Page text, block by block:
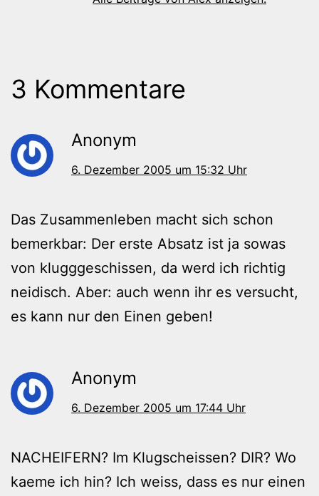
3 Kommentare
Anonym
6. Dezember 2005 um 15:32 Uhr
Das Zusammenleben macht sich schon
bemerkbar: Der erste Absatz ist ja sowas
von klugggeschissen, da werd ich richtig
neidisch. Aber: auch wenn ihr es versucht,
es kann nur den Einen geben!
Anonym
6. Dezember 2005 um 17:44 Uhr
NACHEIFERN? Im Klugscheissen? DIR? Wo
kaeme ich hin? Ich weiss, dass es nur einen